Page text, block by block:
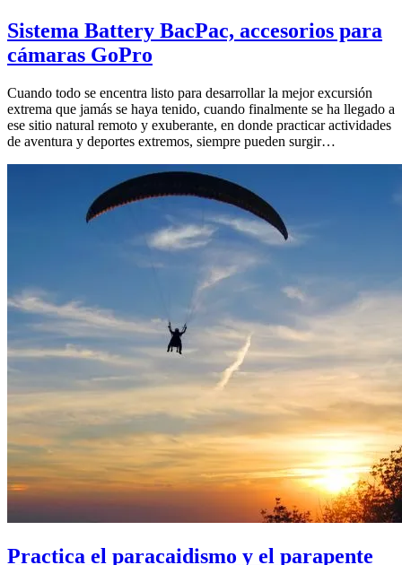
Sistema Battery BacPac, accesorios para
cámaras GoPro
Cuando todo se encentra listo para desarrollar la mejor excursión
extrema que jamás se haya tenido, cuando finalmente se ha llegado a
ese sitio natural remoto y exuberante, en donde practicar actividades
de aventura y deportes extremos, siempre pueden surgir…
Practica el paracaidismo y el parapente